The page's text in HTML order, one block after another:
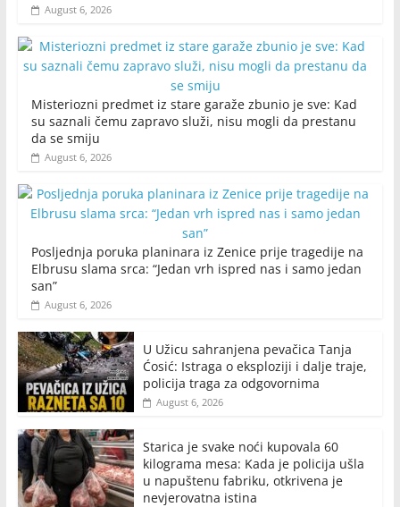
August 6, 2026
Misteriozni predmet iz stare garaže zbunio je sve: Kad
su saznali čemu zapravo služi, nisu mogli da prestanu
da se smiju
August 6, 2026
Posljednja poruka planinara iz Zenice prije tragedije na
Elbrusu slama srca: “Jedan vrh ispred nas i samo jedan
san”
August 6, 2026
U Užicu sahranjena pevačica Tanja
Ćosić: Istraga o eksploziji i dalje traje,
policija traga za odgovornima
August 6, 2026
Starica je svake noći kupovala 60
kilograma mesa: Kada je policija ušla
u napuštenu fabriku, otkrivena je
nevjerovatna istina